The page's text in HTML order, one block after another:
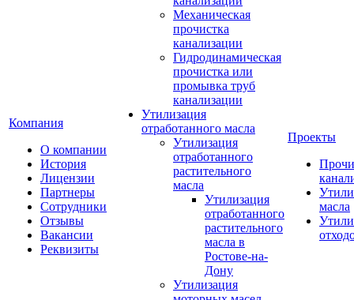
Компания
О компании
История
Лицензии
Партнеры
Сотрудники
Отзывы
Вакансии
Реквизиты
Механическая
прочистка
канализации
Гидродинамическая
прочистка или
промывка труб
канализации
Утилизация
отработанного масла
Утилизация
отработанного
растительного
масла
Утилизация
отработанного
растительного
масла в
Ростове-на-
Дону
Утилизация
Проекты
масла